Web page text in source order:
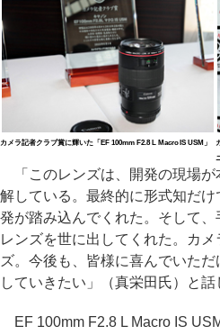
カメラ記者クラブ賞に輝いた「EF 100mm F2.8 L Macro IS USM」
「このレンズは、開発の現場が
解している。最終的に形式知だ
発が踏み込んでくれた。そして
レンズを世に出してくれた。カ
ズ。今後も、皆様に喜んでいた
していきたい」（真栄田氏）と話
EF 100mm F2.8 L Macro IS